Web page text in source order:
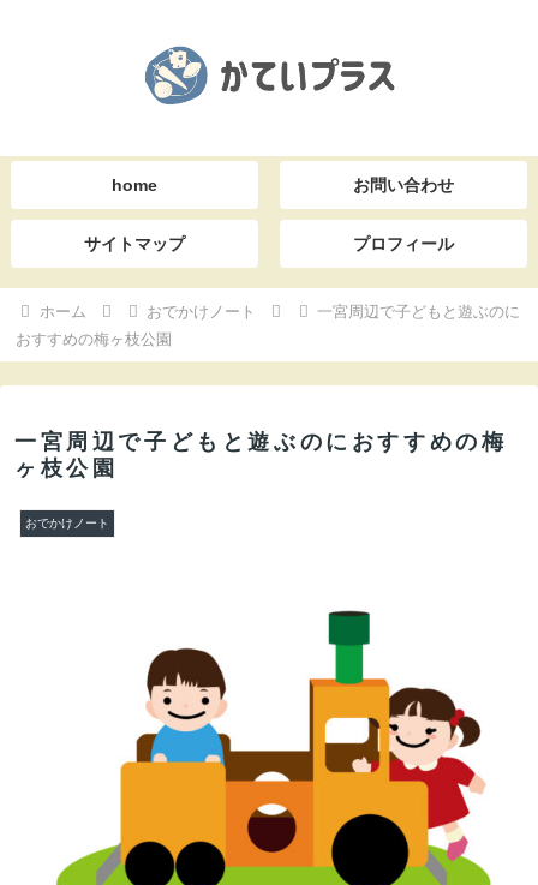
home お問い合わせ
サイトマップ プロフィール
ホーム おでかけノート
一宮周辺で子どもと遊ぶのに
おすすめの梅ヶ枝公園
一宮周辺で子どもと遊ぶのにおすすめの梅
ヶ枝公園
おでかけノート